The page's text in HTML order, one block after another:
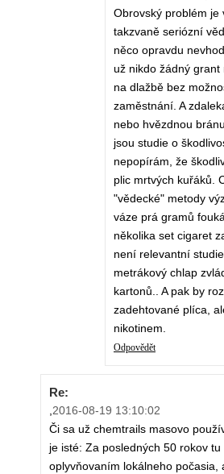
Obrovský problém je
takzvaně seriózní
něco opravdu
už nikdo žádný grant
na dlažbě bez
zaměstnání. A
nebo hvězdnou
jsou studie o
nepopírám, že
plic mrtvých kuřáků.
"vědecké" metody
váze prá gramů
několika set cigaret
není relevantní
metrákový chlap
kartonů.. A pak by
zadehtované plíca,
nikotinem.
Odpovědět
Re:
,2016-08-19 13:10:02
Či sa už chemtrails masovo
je isté: Za posledných 50 rokov
oplyvňovaním lokálneho počasia,